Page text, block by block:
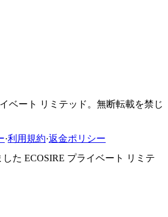
ベート リミテッド。無断転載を禁じ
·利用規約·返金ポリシー
した ECOSIRE プライベート リミテ